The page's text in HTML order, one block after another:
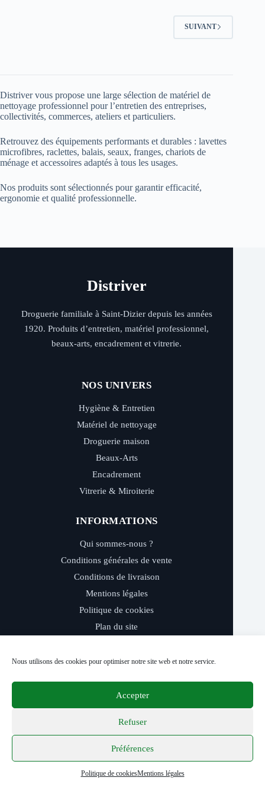
Nous utilisons des cookies pour optimiser notre site web et notre service.
Accepter
Refuser
Préférences
Politique de cookiesMentions légales
SUIVANT
Distriver vous propose une large sélection de matériel de
nettoyage professionnel pour l’entretien des entreprises,
collectivités, commerces, ateliers et particuliers.
Retrouvez des équipements performants et durables : lavettes
microfibres, raclettes, balais, seaux, franges, chariots de
ménage et accessoires adaptés à tous les usages.
Nos produits sont sélectionnés pour garantir efficacité,
ergonomie et qualité professionnelle.
Distriver
Droguerie familiale à Saint-Dizier depuis les années
1920. Produits d’entretien, matériel professionnel,
beaux-arts, encadrement et vitrerie.
NOS UNIVERS
Hygiène & Entretien
Matériel de nettoyage
Droguerie maison
Beaux-Arts
Encadrement
Vitrerie & Miroiterie
INFORMATIONS
Qui sommes-nous ?
Conditions générales de vente
Conditions de livraison
Mentions légales
Politique de cookies
Plan du site
Adresse
52100 Saint-Dizier
Téléphone